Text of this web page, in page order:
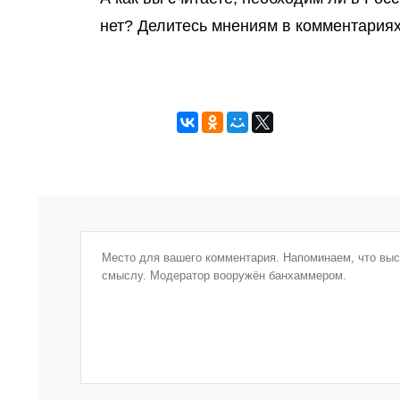
нет? Делитесь мнениям в